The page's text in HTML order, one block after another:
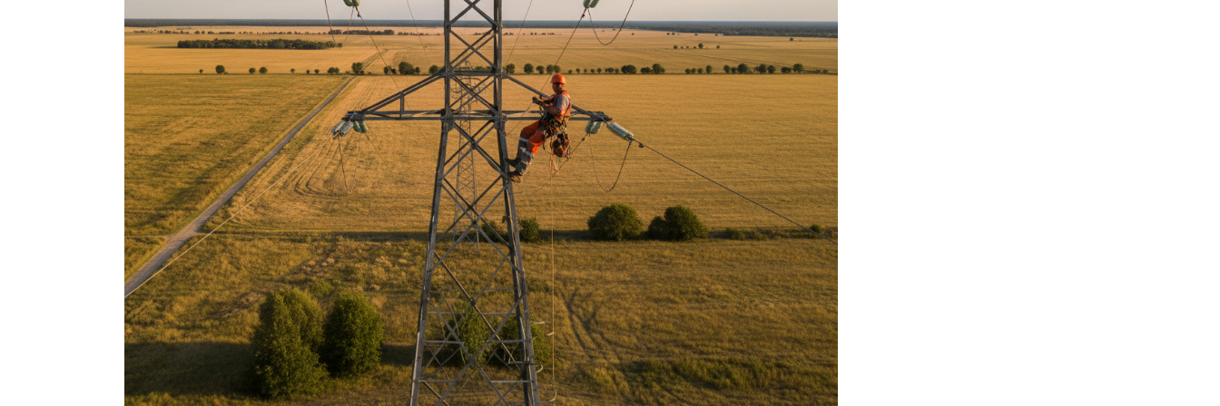
Un dispositif PTI contribue à :
réduire la pression ressentie,
améliorer le confort de travail,
renforcer la confiance dans l’organisation.
Pour votre entreprise : conformité, réactivité et
performance
Au-delà des bénéfices individuels, le PTI est un véritable levier organisationnel.
Une conformité réglementaire assurée
Le Code du travail impose aux employeurs de prendre les mesures nécessaires pour protéger les
travailleurs isolés (notamment l’article R4543-19).
Mettre en place un dispositif PTI permet de :